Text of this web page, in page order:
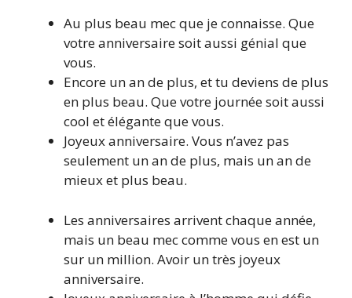
Au plus beau mec que je connaisse. Que
votre anniversaire soit aussi génial que
vous.
Encore un an de plus, et tu deviens de plus
en plus beau. Que votre journée soit aussi
cool et élégante que vous.
Joyeux anniversaire. Vous n’avez pas
seulement un an de plus, mais un an de
mieux et plus beau.
Les anniversaires arrivent chaque année,
mais un beau mec comme vous en est un
sur un million. Avoir un très joyeux
anniversaire.